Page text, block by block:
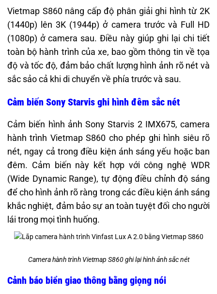
Vietmap S860 nâng cấp độ phân giải ghi hình từ 2K
(1440p) lên 3K (1944p) ở camera trước và Full HD
(1080p) ở camera sau. Điều này giúp ghi lại chi tiết
toàn bộ hành trình của xe, bao gồm thông tin về tọa
độ và tốc độ, đảm bảo chất lượng hình ảnh rõ nét và
sắc sảo cả khi di chuyển về phía trước và sau.
Cảm biến Sony Starvis ghi hình đêm sắc nét
Cảm biến hình ảnh Sony Starvis 2 IMX675, camera
hành trình Vietmap S860 cho phép ghi hình siêu rõ
nét, ngay cả trong điều kiện ánh sáng yếu hoặc ban
đêm. Cảm biến này kết hợp với công nghệ WDR
(Wide Dynamic Range), tự động điều chỉnh độ sáng
để cho hình ảnh rõ ràng trong các điều kiện ánh sáng
khắc nghiệt, đảm bảo sự an toàn tuyệt đối cho người
lái trong mọi tình huống.
Camera hành trình Vietmap S860 ghi lại hình ảnh sắc nét
Cảnh báo biển giao thông bằng giọng nói